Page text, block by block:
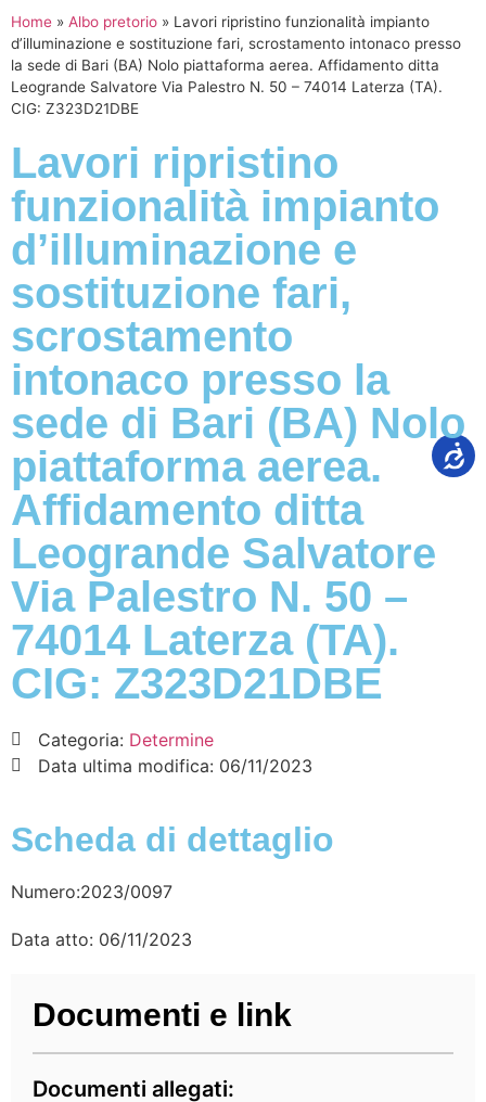
Home » Albo pretorio » Lavori ripristino funzionalità impianto
d’illuminazione e sostituzione fari, scrostamento intonaco presso
la sede di Bari (BA) Nolo piattaforma aerea. Affidamento ditta
Leogrande Salvatore Via Palestro N. 50 – 74014 Laterza (TA).
CIG: Z323D21DBE
Lavori ripristino
funzionalità impianto
d’illuminazione e
sostituzione fari,
scrostamento
intonaco presso la
sede di Bari (BA) Nolo
piattaforma aerea.
Affidamento ditta
Leogrande Salvatore
Via Palestro N. 50 –
74014 Laterza (TA).
CIG: Z323D21DBE
Categoria: Determine
Data ultima modifica: 06/11/2023
Scheda di dettaglio
Numero:2023/0097
Data atto: 06/11/2023
Documenti e link
Documenti allegati: